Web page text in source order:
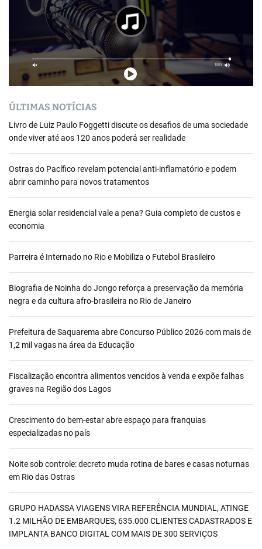
ÚLTIMAS NOTÍCIAS
Livro de Luiz Paulo Foggetti discute os desafios de uma sociedade
onde viver até aos 120 anos poderá ser realidade
Ostras do Pacífico revelam potencial anti-inflamatório e podem
abrir caminho para novos tratamentos
Energia solar residencial vale a pena? Guia completo de custos e
economia
Parreira é Internado no Rio e Mobiliza o Futebol Brasileiro
Biografia de Noinha do Jongo reforça a preservação da memória
negra e da cultura afro-brasileira no Rio de Janeiro
Prefeitura de Saquarema abre Concurso Público 2026 com mais de
1,2 mil vagas na área da Educação
Fiscalização encontra alimentos vencidos à venda e expõe falhas
graves na Região dos Lagos
Crescimento do bem-estar abre espaço para franquias
especializadas no país
Noite sob controle: decreto muda rotina de bares e casas noturnas
em Rio das Ostras
GRUPO HADASSA VIAGENS VIRA REFERÊNCIA MUNDIAL, ATINGE
1.2 MILHÃO DE EMBARQUES, 635.000 CLIENTES CADASTRADOS E
IMPLANTA BANCO DIGITAL COM MAIS DE 300 SERVIÇOS